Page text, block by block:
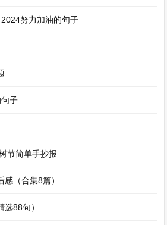
太祖不用。普明日复奏其人，
担任某个官职，太祖不用这个
努力加油的句子
子
节简单手抄报
（合集8篇）
88句）